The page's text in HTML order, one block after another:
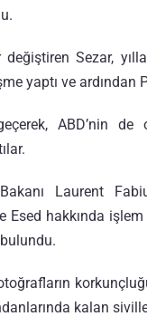
Sezar,
yaptı ve ardından
ABD’nin
Laurent
Esed hakkında
kalan